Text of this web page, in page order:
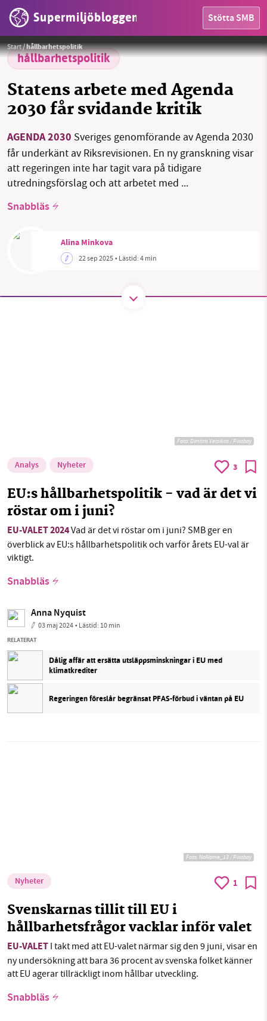
Supermiljöbloggen Stötta SMB
HEM
OMRÅDEN
OM OSS
Threads
Start/hållbarhetspolitik
hållbarhetspolitik
Statens arbete med Agenda
2030 får svidande kritik
AGENDA 2030 Sveriges genomförande av Agenda 2030
får underkänt av Riksrevisionen. En ny granskning visar
att regeringen inte har tagit vara på tidigare
utredningsförslag och att arbetet med ...
Snabbläs
Alina Minkova
22 sep 2025• Lästid:4 min
United Nations Photo / Flickr
Foto:Dimitris Vetsikas / Pixabay
Analys Nyheter 3
EU:s hållbarhetspolitik - vad är det vi
röstar om i juni?
EU-VALET 2024Vad är det vi röstar om i juni? SMB ger en
överblick av EU:s hållbarhetspolitik och varför årets EU-val är
viktigt.
Snabbläs
Anna Nyquist
03 maj 2024• Lästid: 10 min
RELATERAT
Dålig affär att ersätta utsläppsminskningar i EU med
klimatkrediter
Regeringen föreslår begränsat PFAS-förbud i väntan på EU
Foto: NoName_13 / Pixabay
Nyheter 1
Svenskarnas tillit till EU i
hållbarhetsfrågor vacklar inför valet
EU-VALET I takt med att EU-valet närmar sig den 9 juni, visar en
ny undersökning att bara 36 procent av svenska folket känner
att EU agerar tillräckligt inom hållbar utveckling.
Snabbläs